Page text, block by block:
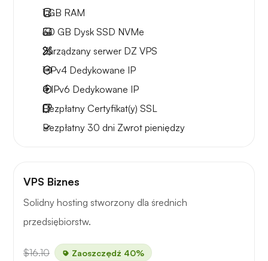
1 GB RAM
30 GB Dysk SSD NVMe
Zarządzany serwer DZ VPS
1 IPv4 Dedykowane IP
4 IPv6 Dedykowane IP
Bezpłatny Certyfikat(y) SSL
Bezpłatny 30 dni Zwrot pieniędzy
VPS Biznes
Solidny hosting stworzony dla średnich
przedsiębiorstw.
$16.10 Zaoszczędź 40%